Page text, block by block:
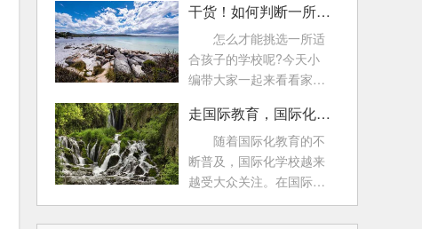
干货！如何判断一所国际化学校好不好
怎么才能挑选一所适
合孩子的学校呢?今天小
编带大家一起来看看家长
走国际教育，国际化学校的这些考试一定要知道！
随着国际化教育的不
断普及，国际化学校越来
越受大众关注。在国际教
育这条路上，很多家